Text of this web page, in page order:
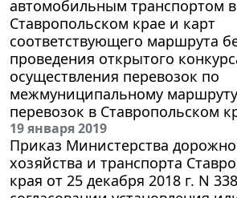
автомобильным транспортом в
Ставропольском крае и карт
соответствующего маршрута
проведения открытого
осуществления перевозок по
межмуниципальному
перевозок в Ставропольском
19 января 2019
Приказ Министерства
хозяйства и транспорта
края от 25 декабря 2018 г. N